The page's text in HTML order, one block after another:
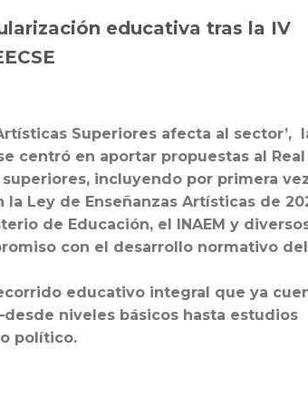
educativa tras la IV
Superiores afecta al sector’,
centró en aportar propuestas al Real
incluyendo por primera
Ley de Enseñanzas Artísticas de
de Educación, el INAEM y
con el desarrollo normativo del
educativo integral que ya
niveles básicos hasta estudios
político.